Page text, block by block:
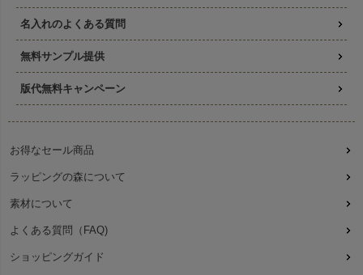
名入れのよくある質問
無料サンプル提供
版代無料キャンペーン
お得なセール商品
ラッピングの森について
素材について
よくある質問（FAQ)
ショッピングガイド